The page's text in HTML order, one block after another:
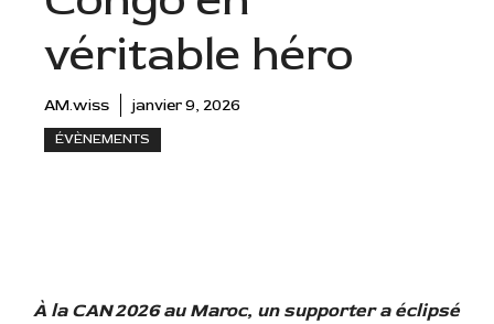
véritable héro
AM.wiss janvier 9, 2026
ÉVÈNEMENTS
À la CAN 2026 au Maroc, un supporter a éclipsé